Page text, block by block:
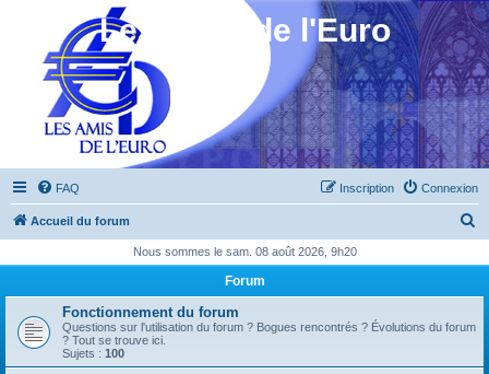
Les Amis de l'Euro
FAQ Connexion
Inscription
Accueil du forum
h
Nous sommes le sam. 08 août 2026, 9h20
Forum
Fonctionnement du forum
Questions sur l'utilisation du forum ? Bogues rencontrés ? Évolutions du forum
? Tout se trouve ici.
Sujets : 100